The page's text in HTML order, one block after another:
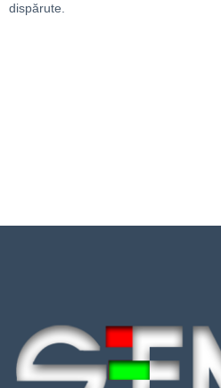
dispărute.